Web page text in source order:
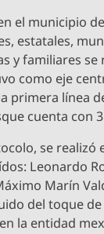
el municipio
estatales,
y familiares se
como eje
primera línea
cuenta con
se realizó
Leonardo
Marín
del toque
la entidad